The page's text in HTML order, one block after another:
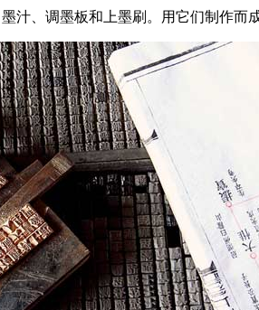
汁、调墨板和上墨刷。用它们制作而